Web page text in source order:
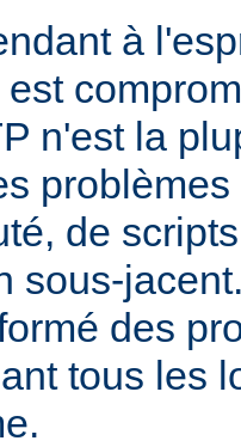
à
n'est la
de
sous-
des
tous les